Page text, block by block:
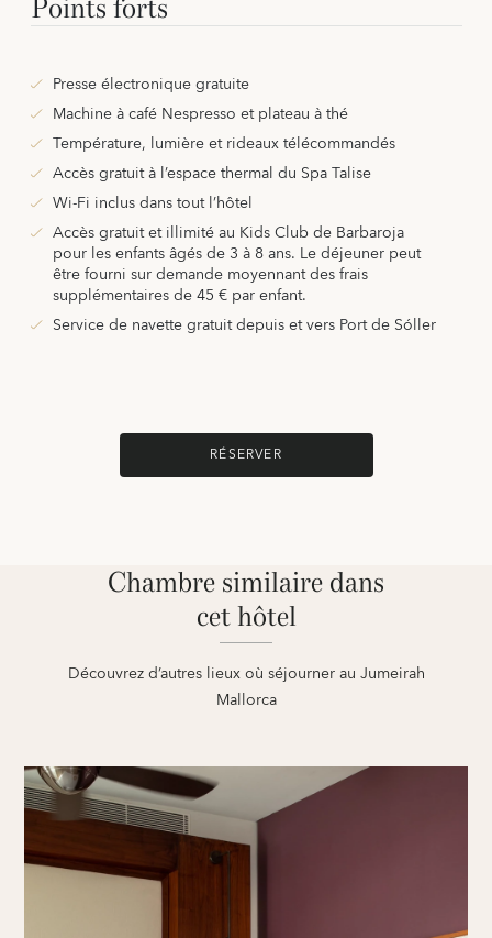
Points forts
Presse électronique gratuite
Machine à café Nespresso et plateau à thé
Température, lumière et rideaux télécommandés
Accès gratuit à l’espace thermal du Spa Talise
Wi-Fi inclus dans tout l’hôtel
Accès gratuit et illimité au Kids Club de Barbaroja
pour les enfants âgés de 3 à 8 ans. Le déjeuner peut
être fourni sur demande moyennant des frais
supplémentaires de 45 € par enfant.
Service de navette gratuit depuis et vers Port de Sóller
RÉSERVER
Chambre similaire dans
cet hôtel
Découvrez d’autres lieux où séjourner au Jumeirah
Mallorca